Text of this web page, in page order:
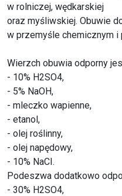
w rolniczej, wędkarskiej
oraz myśliwskiej. Obuwie
w przemyśle chemicznym i
Wierzch obuwia odporny
- 10% H2SO4,
- 5% NaOH,
- mleczko wapienne,
- etanol,
- olej roślinny,
- olej napędowy,
- 10% NaCI.
Podeszwa dodatkowo
- 30% H2SO4,